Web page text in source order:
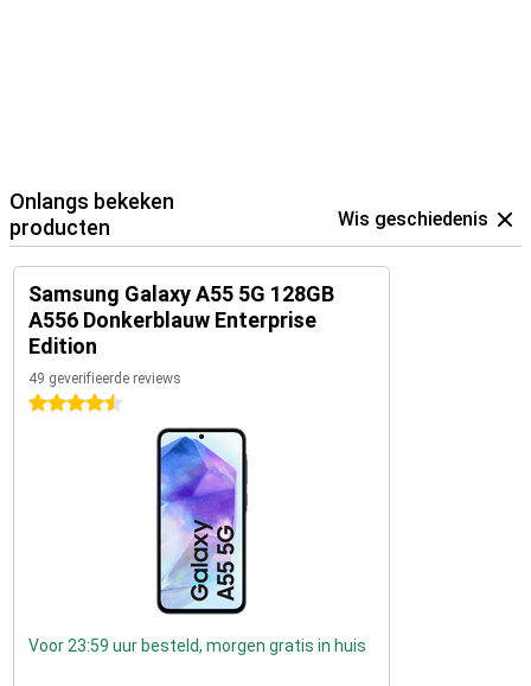
Onlangs bekeken
producten
Wis geschiedenis
Samsung Galaxy A55 5G 128GB
A556 Donkerblauw Enterprise
Edition
49 geverifieerde reviews
4.5 sterren
Voor 23:59 uur besteld, morgen gratis in huis